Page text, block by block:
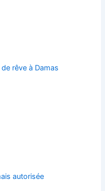
rêve à Damas
autorisée